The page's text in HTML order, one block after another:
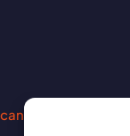
09006 Burgos